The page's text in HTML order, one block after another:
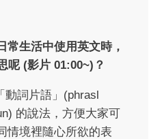
常生活中使用英文時，
呢 (影片 01:00~)？
動詞片語」(phrasl
的說法，方便大家可
情境裡隨心所欲的表